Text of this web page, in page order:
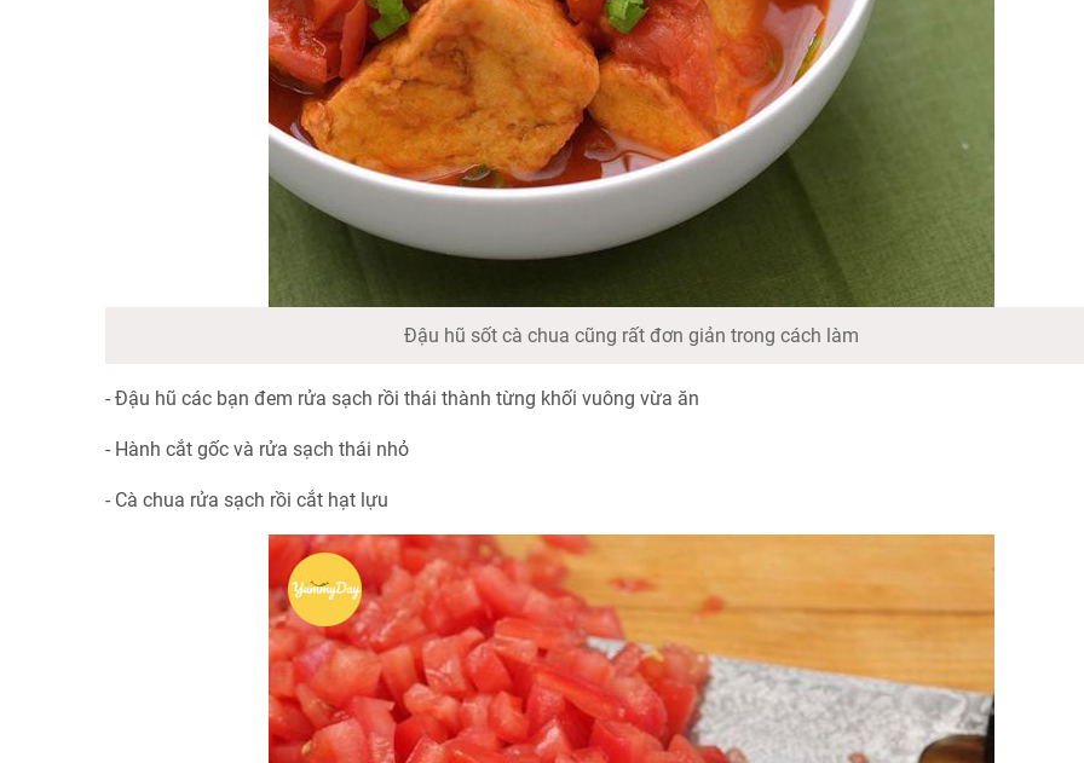
Đậu hũ sốt cà chua cũng rất đơn giản trong cách làm
- Đậu hũ các bạn đem rửa sạch rồi thái thành từng khối vuông vừa ăn
- Hành cắt gốc và rửa sạch thái nhỏ
- Cà chua rửa sạch rồi cắt hạt lựu